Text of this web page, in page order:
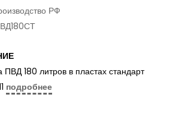
РФ
180 литров в пластах стандарт
подробнее